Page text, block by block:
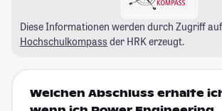
Diese Informationen werden durch Zugriff
Hochschulkompass der HRK erzeugt.
Welchen Abschluss erhalte